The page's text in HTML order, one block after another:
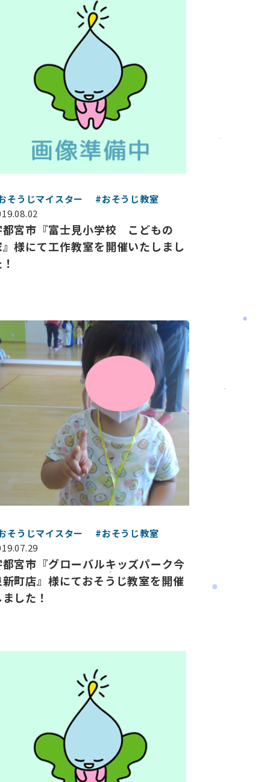
そうじマイスター
#おそうじ教室
都宮市『富士見小学校 こどもの
様にて工作教室を開催いたしまし
そうじマイスター
#おそうじ教室
宮市『グローバルキッズパーク今
町店』様にておそうじ教室を開催
した！